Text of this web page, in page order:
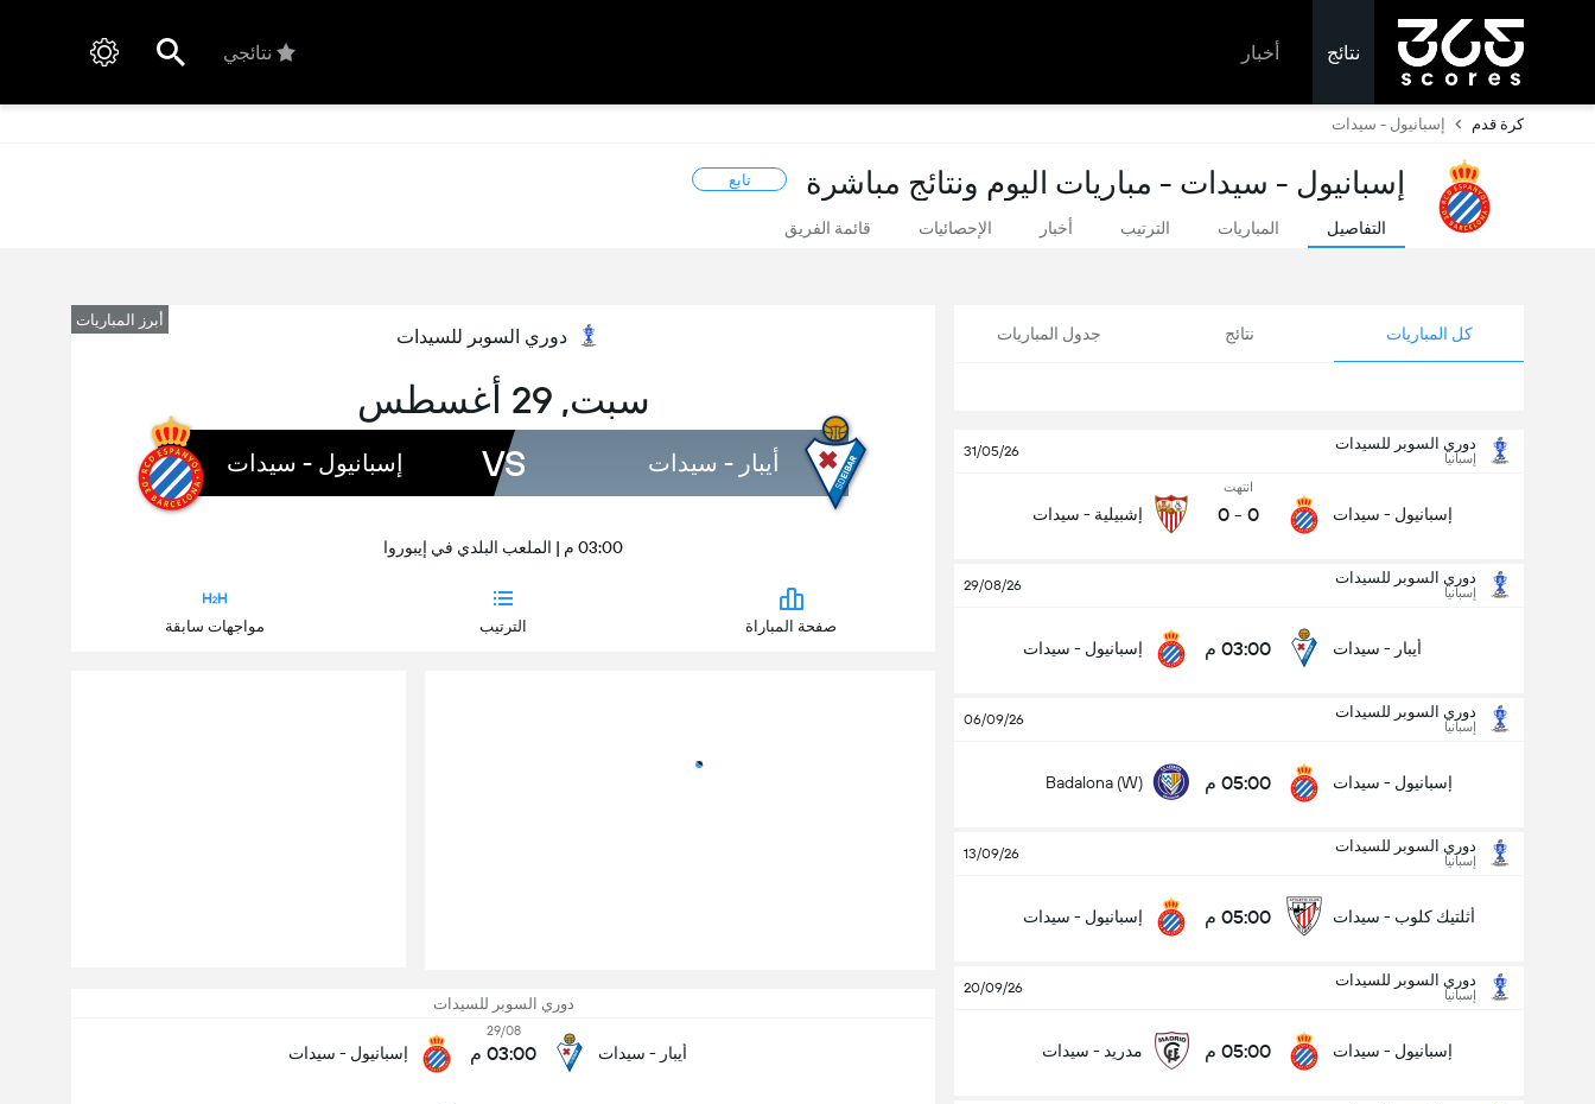
نتائج أخبار نتائجي
كرة قدم إسبانيول - سيدات
إسبانيول - سيدات - مباريات اليوم ونتائج مباشرة تابع
التفاصيل المباريات الترتيب أخبار الإحصائيات قائمة الفريق
كل المباريات نتائج جدول المباريات
دوري السوبر للسيدات
إسبانيا 31/05/26
إسبانيول - سيدات
انتهت
0
-
0 إشبيلية - سيدات
دوري السوبر للسيدات
إسبانيا 29/08/26
أيبار - سيدات 03:00 م إسبانيول - سيدات
دوري السوبر للسيدات
إسبانيا 06/09/26
إسبانيول - سيدات 05:00 م Badalona (W)
دوري السوبر للسيدات
إسبانيا 13/09/26
أثلتيك كلوب - سيدات 05:00 م إسبانيول - سيدات
دوري السوبر للسيدات
إسبانيا 20/09/26
إسبانيول - سيدات 05:00 م مدريد - سيدات
أبرز المباريات
دوري السوبر للسيدات
سبت, 29 أغسطس
أيبار - سيدات VS إسبانيول - سيدات
03:00 م | الملعب البلدي في إيبوروا
صفحة المباراة الترتيب مواجهات سابقة
دوري السوبر للسيدات
أيبار - سيدات
29/08
03:00 م إسبانيول - سيدات 05:00 م Badalona (W)